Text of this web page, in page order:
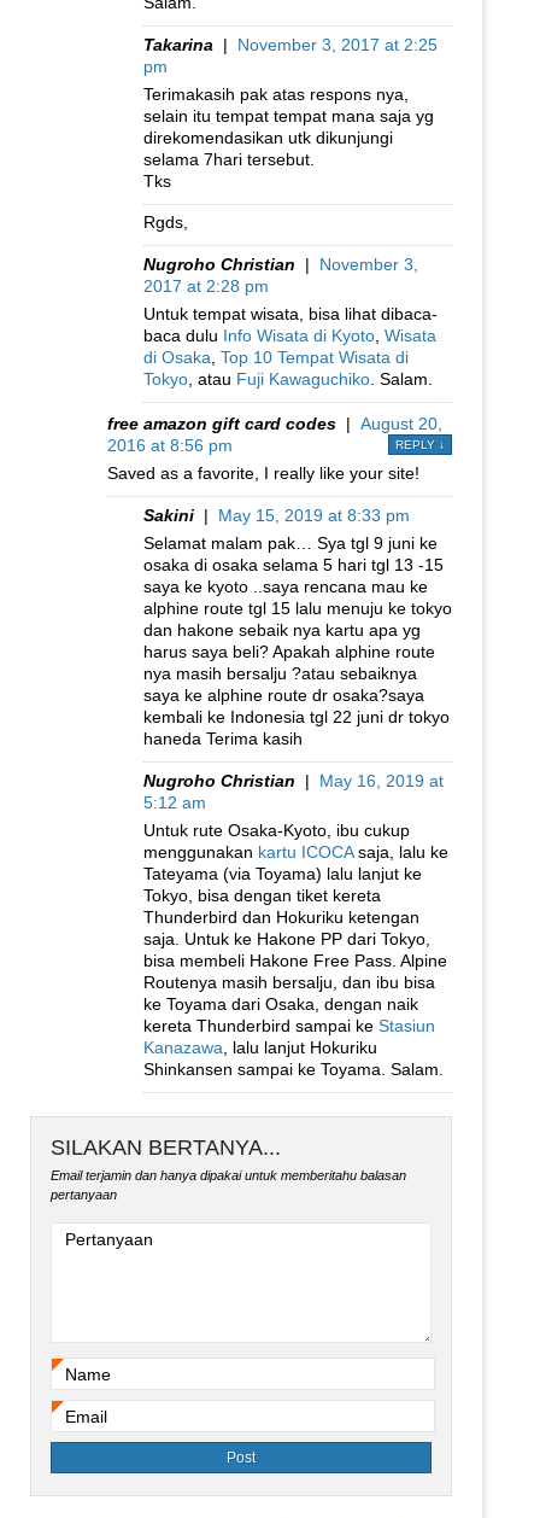
Takarina | November 3, 2017 at 2:25
pm
Terimakasih pak atas respons nya,
selain itu tempat tempat mana saja yg
direkomendasikan utk dikunjungi
selama 7hari tersebut.
Tks
Rgds,
Nugroho Christian | November 3,
2017 at 2:28 pm
Untuk tempat wisata, bisa lihat dibaca-
baca dulu Info Wisata di Kyoto Wisata
di Osaka Top 10 Tempat Wisata di
Tokyo , atau Fuji Kawaguchiko . Salam.
free amazon gift card codes | August 20,
2016 at 8:56 pm
REPLY ↓
Saved as a favorite, I really like your site!
Sakini | May 15, 2019 at 8:33 pm
Selamat malam pak… Sya tgl 9 juni ke
osaka di osaka selama 5 hari tgl 13 -15
saya ke kyoto ..saya rencana mau ke
alphine route tgl 15 lalu menuju ke tokyo
dan hakone sebaik nya kartu apa yg
harus saya beli? Apakah alphine route
nya masih bersalju ?atau sebaiknya
saya ke alphine route dr osaka?saya
kembali ke Indonesia tgl 22 juni dr tokyo
haneda Terima kasih
Nugroho Christian | May 16, 2019 at
5:12 am
Untuk rute Osaka-Kyoto, ibu cukup
menggunakan kartu ICOCAsaja, lalu ke
Tateyama (via Toyama) lalu lanjut ke
Tokyo, bisa dengan tiket kereta
Thunderbird dan Hokuriku ketengan
saja. Untuk ke Hakone PP dari Tokyo,
bisa membeli Hakone Free Pass. Alpine
Routenya masih bersalju, dan ibu bisa
ke Toyama dari Osaka, dengan naik
kereta Thunderbird sampai ke Stasiun
Kanazawa , lalu lanjut Hokuriku
Shinkansen sampai ke Toyama. Salam.
SILAKAN BERTANYA...
Email terjamin dan hanya dipakai untuk memberitahu balasan
pertanyaan
Pertanyaan
Name
Email